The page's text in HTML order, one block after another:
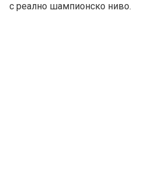
с реално шампионско ниво.